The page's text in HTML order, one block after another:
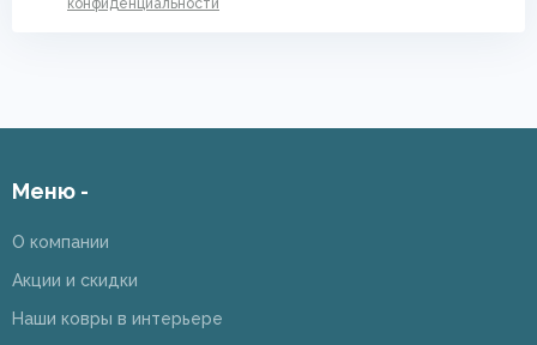
Меню -
О компании
Акции и скидки
Наши ковры в интерьере